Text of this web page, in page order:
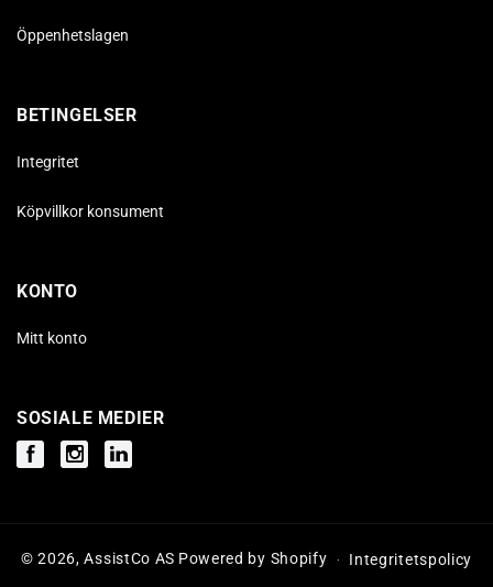
Öppenhetslagen
BETINGELSER
Integritet
Köpvillkor konsument
KONTO
Mitt konto
SOSIALE MEDIER
FacebookInstagramInstagram
© 2026,AssistCo AS Powered by Shopify Integritetspolicy